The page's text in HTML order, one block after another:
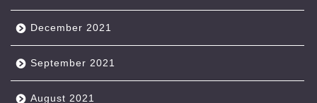
December 2021
September 2021
August 2021